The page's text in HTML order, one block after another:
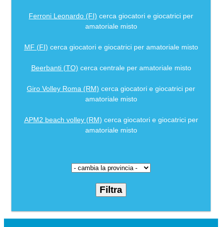
Ferroni Leonardo (FI) cerca giocatori e giocatrici per
amatoriale misto
MF (FI) cerca giocatori e giocatrici per amatoriale misto
Beerbanti (TO) cerca centrale per amatoriale misto
Giro Volley Roma (RM) cerca giocatori e giocatrici per
amatoriale misto
APM2 beach volley (RM) cerca giocatori e giocatrici per
amatoriale misto